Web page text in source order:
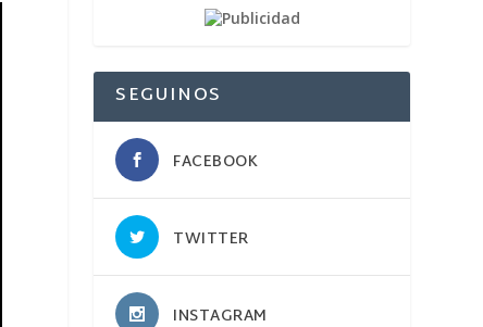
SEGUINOS
FACEBOOK
TWITTER
INSTAGRAM